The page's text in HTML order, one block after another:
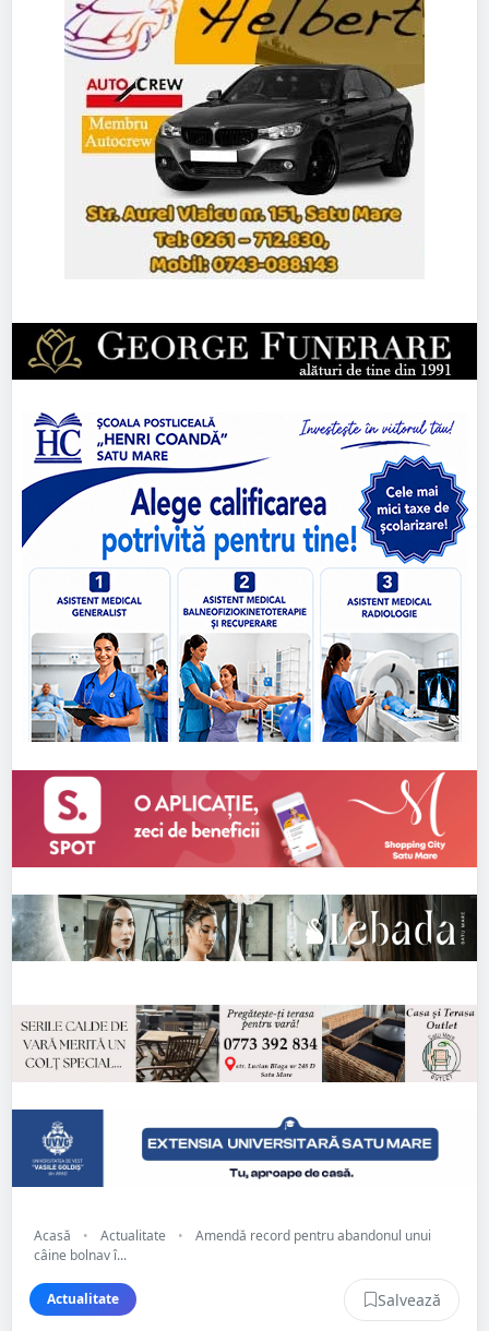
Acasă • Actualitate •
Amendă record pentru abandonul unui
câine bolnav î...
Actualitate Salvează